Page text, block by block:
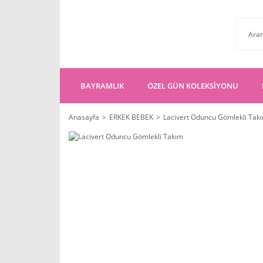
BAYRAMLIK ÖZEL GÜN KOLEKSİYONU
Anasayfa ERKEK BEBEK
Lacivert Oduncu Gömlekli